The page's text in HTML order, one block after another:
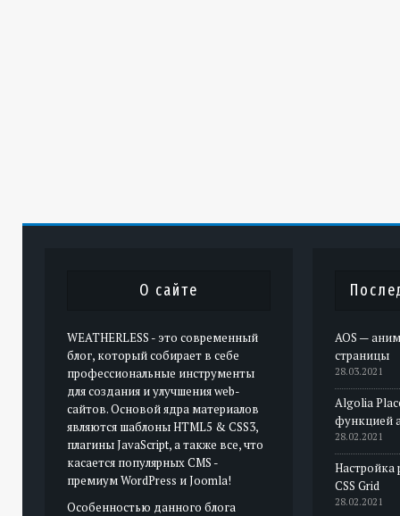
О сайте
WEATHERLESS - это современный
блог, который собирает в себе
профессиональные инструменты
для создания и улучшения web-
сайтов. Основой ядра материалов
являются шаблоны HTML5 & CSS3,
плагины JavaScript, а также все, что
касается популярных CMS -
премиум WordPress и Joomla!
Особенностью данного блога
AOS —
страницы
28.03.2021
Algolia
функцией
28.02.2021
Настройка
CSS Grid
28.02.2021